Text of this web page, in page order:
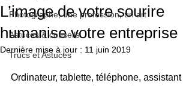
Photographe, une profession, un art
Astuces & conseils
Trucs et Astuces
L’image de votre sourire
humanise votre entreprise
Dernière mise à jour : 11 juin 2019
Ordinateur, tablette, téléphone, assistant